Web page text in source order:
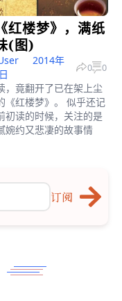
订阅
红楼梦》，满纸
(图)
2014年
0 0
，竟翻开了已在架上尘
《红楼梦》。 似乎还记
初读的时候，关注的是
婉约又悲凄的故事情